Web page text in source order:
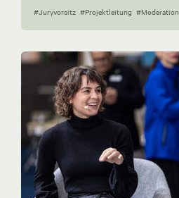
#Juryvorsitz #Projektleitung #Moderation